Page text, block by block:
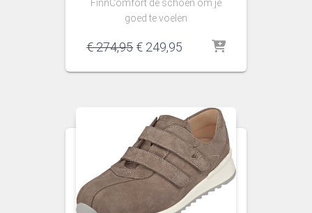
FinnComfort de schoen om je
goed te voelen
€274,95 Oorspronkelijke
was:
€ 249,95 Huidige
is: